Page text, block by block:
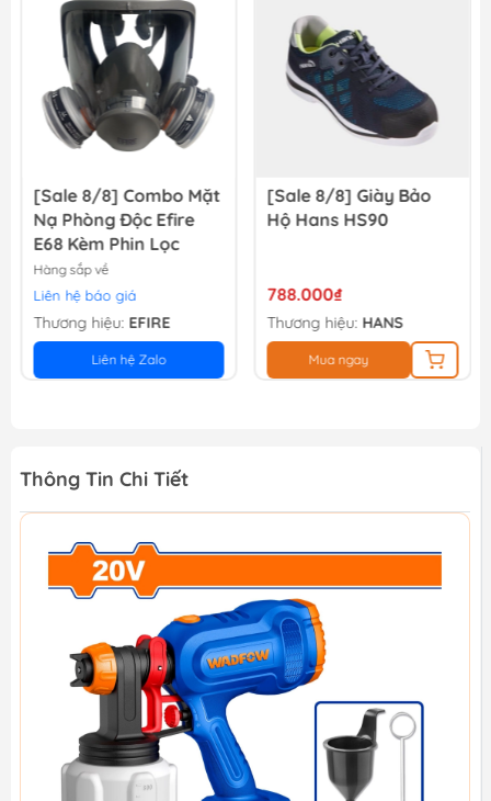
[Sale 8/8] Combo Mặt
Nạ Phòng Độc Efire
E68 Kèm Phin Lọc
Hàng sắp về
Liên hệ báo giá
Thương hiệu: EFIRE
Liên hệ Zalo
[Sale 8/8] Giày Bảo
Hộ Hans HS90
788.000₫
Thương hiệu: HANS
Mua ngay
Thông Tin Chi Tiết